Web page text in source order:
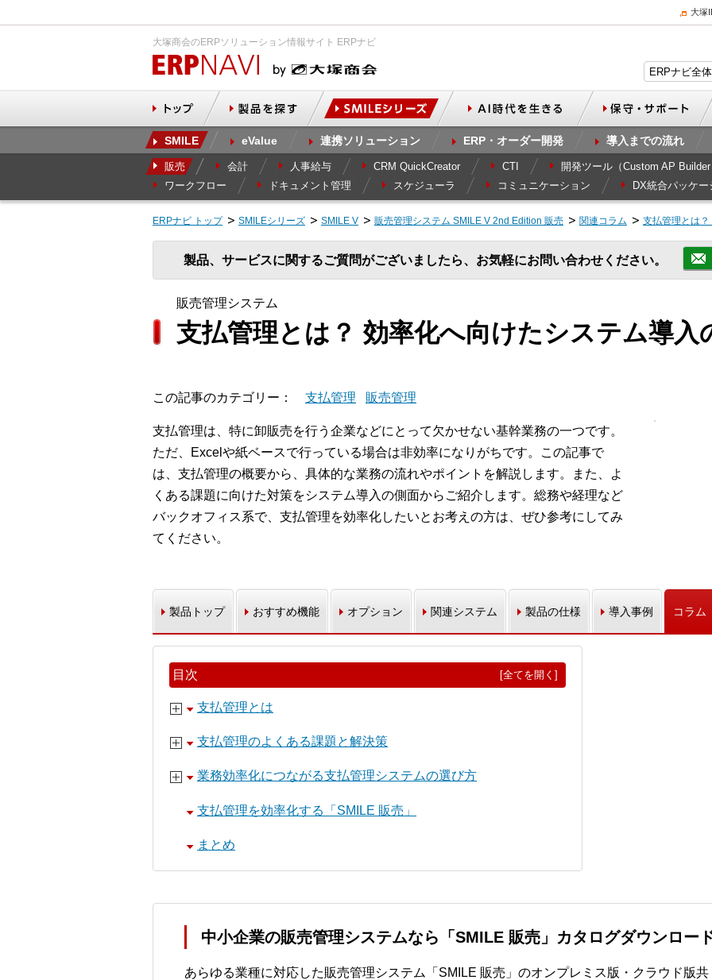
大塚
大塚商会のERPソリューション情報サイト ERPナビ
SMILE eValue 連携ソリューション ERP・オーダー開発 導入までの流れ
販売 会計 人事給与 CRM QuickCreator CTI
開発ツール（Custom AP
ワークフロー
ドキュメント管理 スケジューラ コミュニケーション DX統合パッケー
ERPナビ トップ SMILEシリーズ SMILE V 販売管理システム SMILE V 2nd Edition 販売 関連コラム 支払管理とは
製品、サービスに関するご質問がございましたら、お気軽にお問い合わせください。
販売管理システム
支払管理とは？ 効率化へ向けたシステム導入
この記事のカテゴリー 支払管理 販売管理
支払管理は、特に卸販売を行う企業などにとって欠かせない基幹業務の一つです。
ただ、Excelや紙ベースで行っている場合は非効率になりがちです。この記事で
は、支払管理の概要から、具体的な業務の流れやポイントを解説します。また、よ
くある課題に向けた対策をシステム導入の側面からご紹介します。総務や経理など
バックオフィス系で、支払管理を効率化したいとお考えの方は、ぜひ参考にしてみ
てください。
製品トップ おすすめ機能 オプション 関連システム 製品の仕様 導入事例 コラム
目次 [全てを開く]
支払管理とは
支払管理のよくある課題と解決策
業務効率化につながる支払管理システムの選び方
支払管理を効率化する「SMILE 販売」
まとめ
中小企業の販売管理システムなら「SMILE 販売」カタログダウンロー
あらゆる業種に対応した販売管理システム「SMILE 販売」のオンプレミス版・クラウド版共